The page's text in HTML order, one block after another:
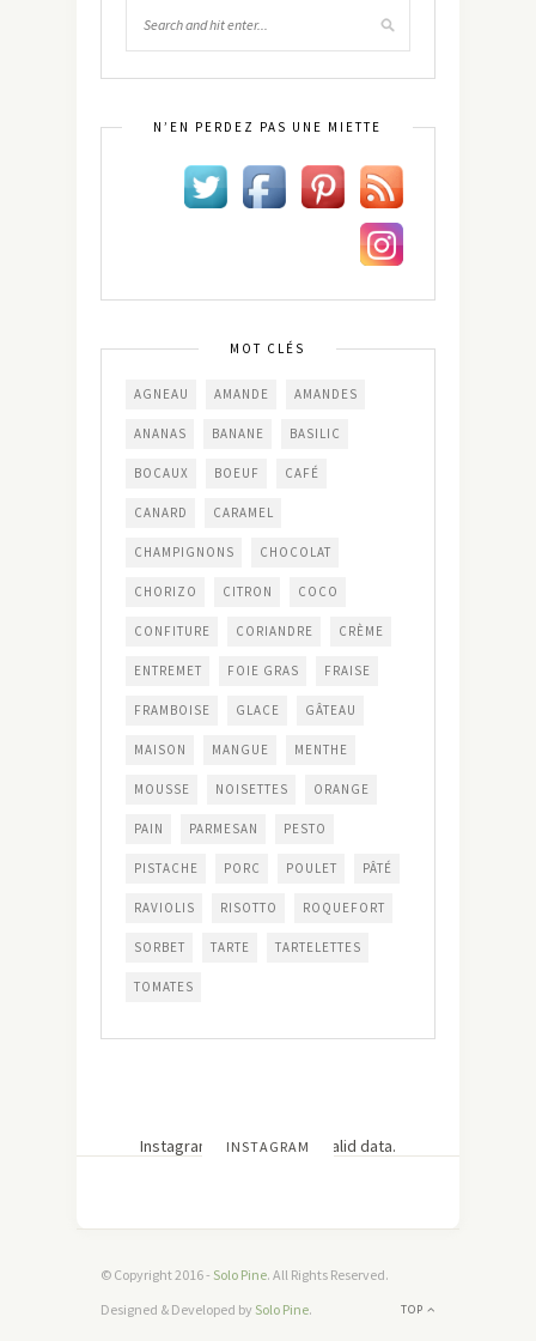
N’EN PERDEZ PAS UNE MIETTE
MOT CLÉS
AGNEAU AMANDE AMANDES
ANANAS BANANE BASILIC
BOCAUX BOEUF CAFÉ
CANARD CARAMEL
CHAMPIGNONS CHOCOLAT
CHORIZO CITRON COCO
CONFITURE CORIANDRE CRÈME
ENTREMET FOIE GRAS FRAISE
FRAMBOISE GLACE GÂTEAU
MAISON MANGUE MENTHE
MOUSSE NOISETTES ORANGE
PAIN PARMESAN PESTO
PISTACHE PORC POULET PÂTÉ
RAVIOLIS RISOTTO ROQUEFORT
SORBET TARTE TARTELETTES
TOMATES
INSTAGRAM
Instagram has returned invalid data.
© Copyright 2016 - Solo Pine. All Rights Reserved.
TOP
Designed & Developed by Solo Pine.